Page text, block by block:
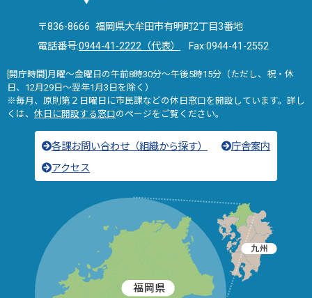
〒836-8666 福岡県大牟田市有明町2丁目3番地
電話番号:0944-41-2222（代表） Fax:0944-41-2552
[開庁時間]月曜～金曜日の午前8時30分～午後5時15分（ただし、祝・休
日、12月29日～翌年1月3日を除く）
※毎月、原則第２日曜日に市民課などの休日窓口を開設しています。詳し
くは、 休日に開設する窓口のページをご覧ください。
各課お問い合わせ（組織から探す）
庁舎案内
アクセス